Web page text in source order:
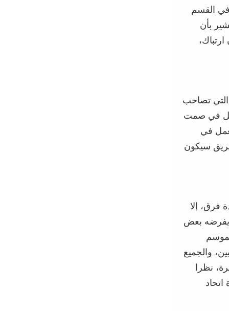
في القسم
ر بأن
التي تصاحب
في صمت
في
سيكون
فرق، إلا
يفرضه بعض
والجميع
نظرا